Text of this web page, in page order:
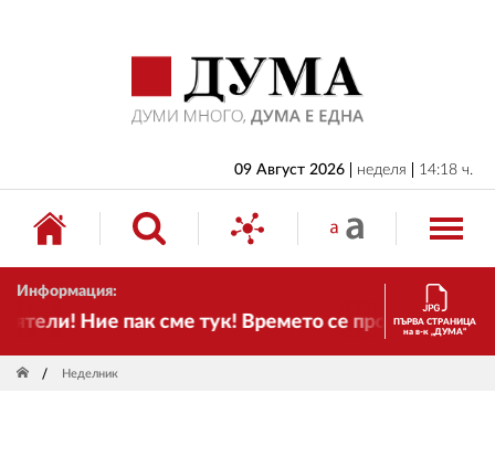
09 Август 2026 неделя 14:18 ч.
Информация:
Ние пак сме тук! Времето се променя иПЪРВА СТРАНИЦА
на в-к „ДУМА“
Неделник
БЪЛГАРИЯ
ИКОНОМИКА
ИЗБОРИ
СВЯТ